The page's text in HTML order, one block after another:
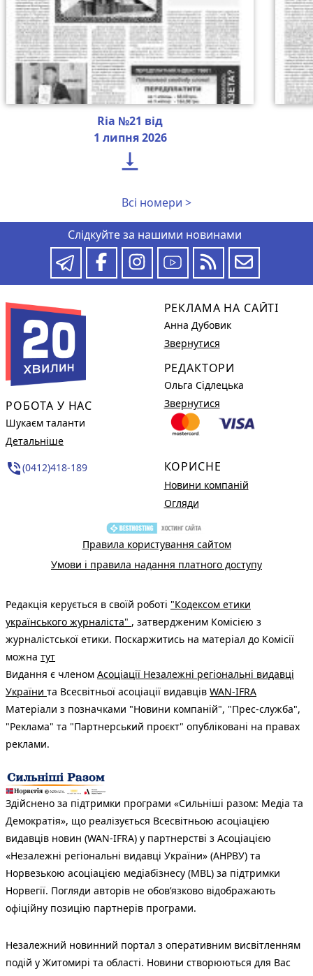
Ria №21 від
1 липня 2026

Всі номери >
Слідкуйте за нашими новинами
РОБОТА У НАС
Шукаєм таланти
Детальніше
phone_in_talk(0412)418-189
РЕКЛАМА НА САЙТІ
Анна Дубовик
Звернутися
РЕДАКТОРИ
Ольга Сідлецька
Звернутися
КОРИСНЕ
Новини компаній
Огляди
Правила користування сайтом
Умови і правила надання платного доступу
Редакція керується в своїй роботі "Кодексом етики
українського журналіста" , затвердженим Комісією з
журналістської етики. Поскаржитись на матеріал до Комісії
можна тут
Видання є членом Асоціації Незалежні регіональні видавці
України та Всесвітньої асоціації видавців WAN-IFRA
Матеріали з позначками "Новини компаній", "Прес-служба",
"Реклама" та "Партнерський проєкт" опубліковані на правах
реклами.
Здійснено за підтримки програми «Сильніші разом: Медіа та
Демократія», що реалізується Всесвітньою асоціацією
видавців новин (WAN-IFRA) у партнерстві з Асоціацією
«Незалежні регіональні видавці України» (АНРВУ) та
Норвезькою асоціацією медіабізнесу (MBL) за підтримки
Норвегії. Погляди авторів не обов’язково відображають
офіційну позицію партнерів програми.
Незалежний новинний портал з оперативним висвітленням
подій у Житомирі та області. Новини створюються для Вас